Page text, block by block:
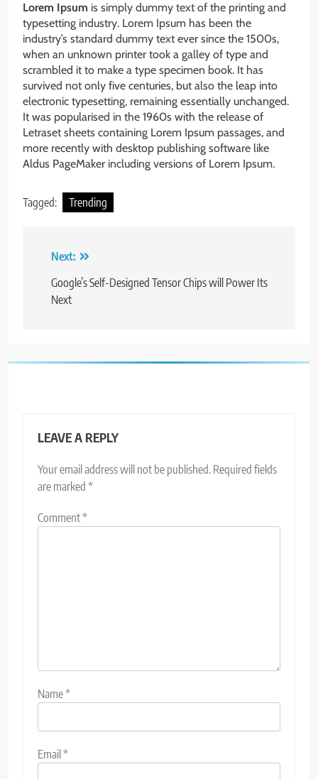
Lorem Ipsum is simply dummy text of the printing and
typesetting industry. Lorem Ipsum has been the
industry’s standard dummy text ever since the 1500s,
when an unknown printer took a galley of type and
scrambled it to make a type specimen book. It has
survived not only five centuries, but also the leap into
electronic typesetting, remaining essentially unchanged.
It was popularised in the 1960s with the release of
Letraset sheets containing Lorem Ipsum passages, and
more recently with desktop publishing software like
Aldus PageMaker including versions of Lorem Ipsum.
Tagged: Trending
Post
navigation
Next:
Google’s Self-Designed Tensor Chips will Power Its
Next
LEAVE A REPLY
Your email address will not be published. Required fields
are marked *
Comment*
Name*
Email *